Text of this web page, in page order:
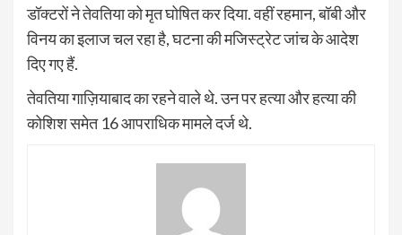
डॉक्टरों ने तेवतिया को मृत घोषित कर दिया. वहीं रहमान, बॉबी और
विनय का इलाज चल रहा है, घटना की मजिस्ट्रेट जांच के आदेश
दिए गए हैं.
तेवतिया गाज़ियाबाद का रहने वाले थे. उन पर हत्या और हत्या की
कोशिश समेत 16 आपराधिक मामले दर्ज थे.